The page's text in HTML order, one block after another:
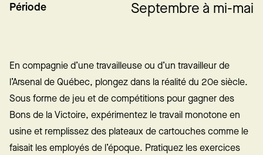
Période Septembre à mi-mai
En compagnie d’une travailleuse ou d’un travailleur de
l’Arsenal de Québec, plongez dans la réalité du 20e siècle.
Sous forme de jeu et de compétitions pour gagner des
Bons de la Victoire, expérimentez le travail monotone en
usine et remplissez des plateaux de cartouches comme le
faisait les employés de l’époque. Pratiquez les exercices